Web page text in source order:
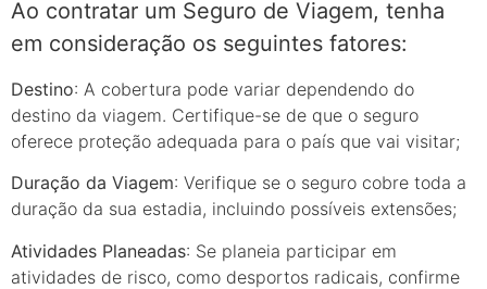
Ao contratar um Seguro de Viagem, tenha
em consideração os seguintes fatores:
Destino: A cobertura pode variar dependendo do
destino da viagem. Certifique-se de que o seguro
oferece proteção adequada para o país que vai visitar;
Duração da Viagem: Verifique se o seguro cobre toda a
duração da sua estadia, incluindo possíveis extensões;
Atividades Planeadas: Se planeia participar em
atividades de risco, como desportos radicais, confirme